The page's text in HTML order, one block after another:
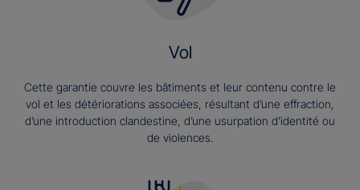
Vol
Cette garantie couvre les bâtiments et leur contenu contre le
vol et les détériorations associées, résultant d’une effraction,
d’une introduction clandestine, d’une usurpation d’identité ou
de violences.